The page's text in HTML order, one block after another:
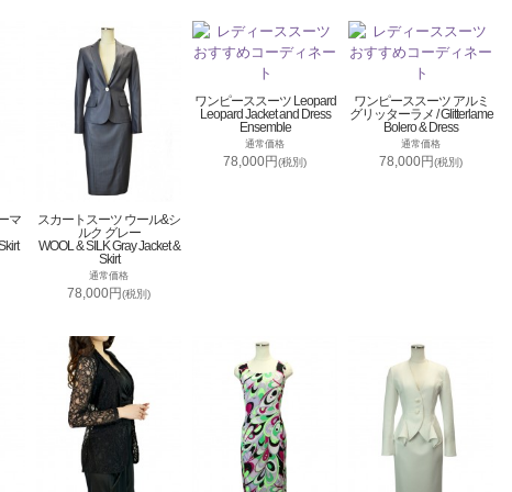
マ
スカートスーツ ウール&シ
ルク グレー
WOOL & SILK Gray Jacket &
Skirt
通常価格
78,000円(税別)
ワンピーススーツ Leopard
Leopard Jacket and Dress
Ensemble
通常価格
78,000円(税別)
ワンピーススーツ アルミ
グリッターラメ / Glitterlame
Bolero & Dress
通常価格
78,000円(税別)